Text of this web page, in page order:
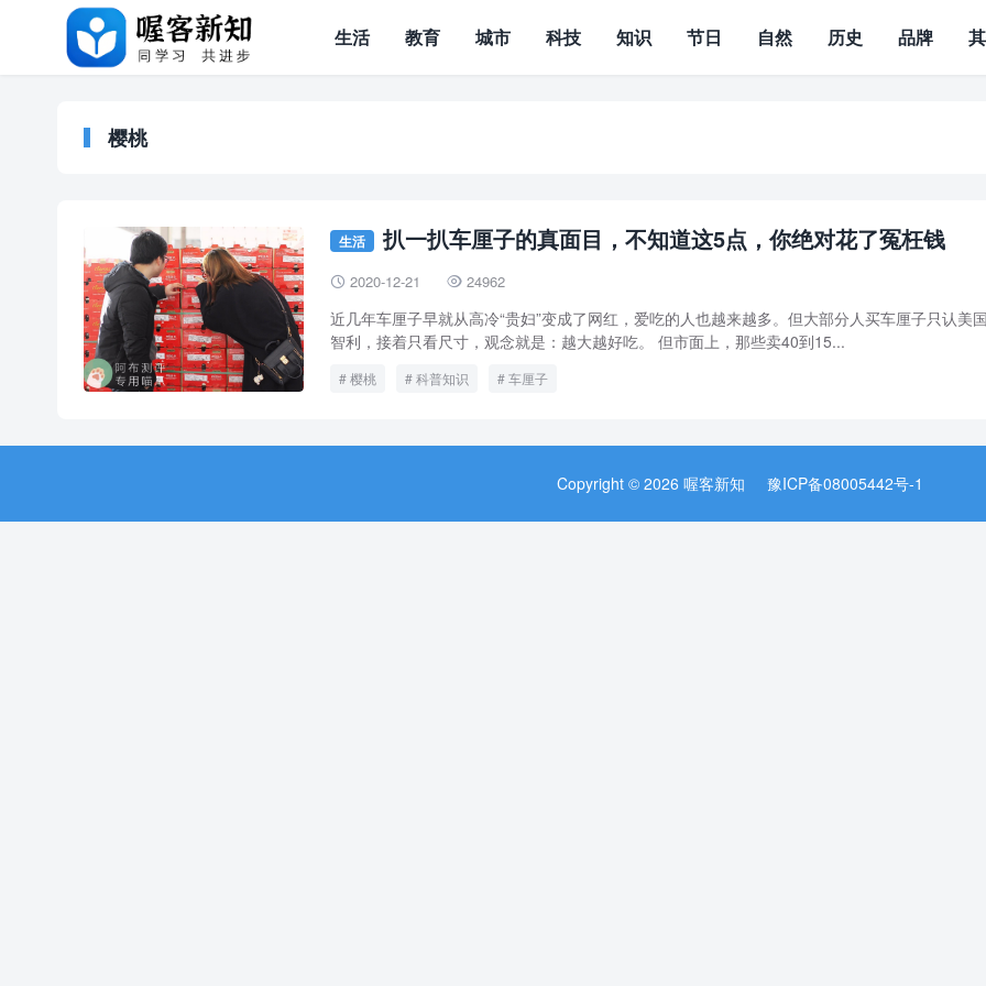
生活 教育 城市 科技 知识 节日 自然 历史 品牌
樱桃
生活 扒一扒车厘子的真面目，不知道这5点，你绝对花了冤枉钱
 2020-12-21  24962
近几年车厘子早就从高冷“贵妇”变成了网红，爱吃的人也越来越多。但大部分人买车厘子只认美
智利，接着只看尺寸，观念就是：越大越好吃。 但市面上，那些卖40到15...
樱桃 科普知识 车厘子
Copyright © 2026 喔客新知 豫ICP备08005442号-1